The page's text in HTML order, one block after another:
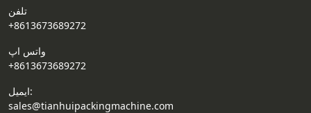
تلفن
+8613673689272
واتس اپ
+8613673689272
ایمیل:
sales@tianhuipackingmachine.com